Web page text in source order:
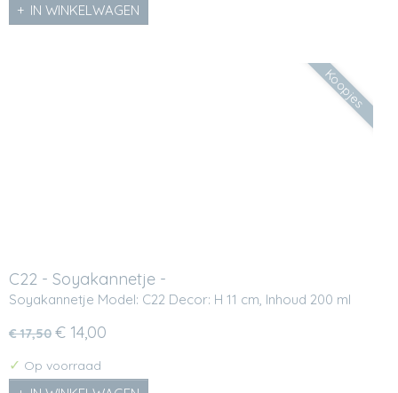
IN WINKELWAGEN
Koopjes
C22 - Soyakannetje -
Soyakannetje Model: C22 Decor: H 11 cm, Inhoud 200 ml
€ 17,50 € 14,00
✓ Op voorraad